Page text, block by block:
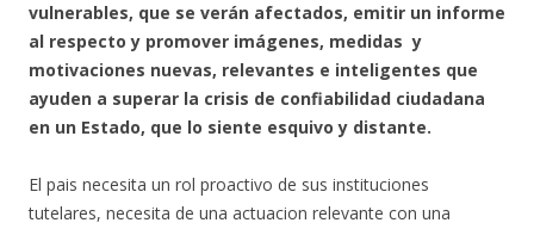
vulnerables, que se verán afectados, emitir un informe
al respecto y promover imágenes, medidas y
motivaciones nuevas, relevantes e inteligentes que
ayuden a superar la crisis de confiabilidad ciudadana
en un Estado, que lo siente esquivo y distante.
El pais necesita un rol proactivo de sus instituciones
tutelares, necesita de una actuacion relevante con una